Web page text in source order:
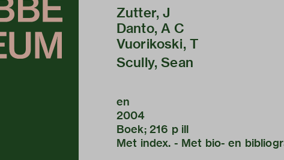
Zutter, J
Danto, A C
Vuorikoski, T
Scully, Sean
en
2004
Boek; 216 p ill
Met index. - Met bio- en